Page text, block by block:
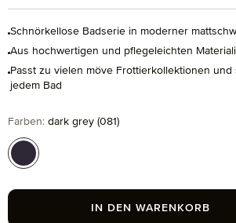
Schnörkellose Badserie in moderner
Aus hochwertigen und pflegeleichten
Passt zu vielen möve Frottierkollektionen und
jedem Bad
Farbenauswählen
: dark grey (081)
dark grey (081)
IN DEN WARENKORB